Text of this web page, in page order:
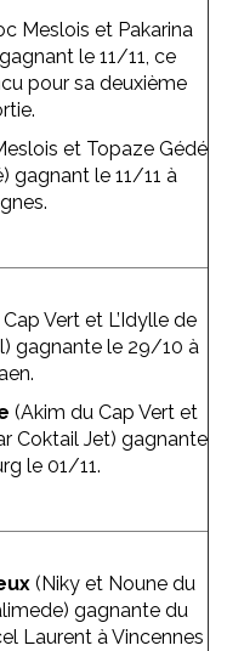
Meslois et Pakarina
le 11/11, ce
pour sa deuxième
et Topaze Gédé
gagnant le 11/11 à
Vert et L’Idylle de
gagnante le 29/10 à
(Akim du Cap Vert et
Coktail Jet) gagnante
le 01/11.
(Niky et Noune du
gagnante du
Laurent à Vincennes